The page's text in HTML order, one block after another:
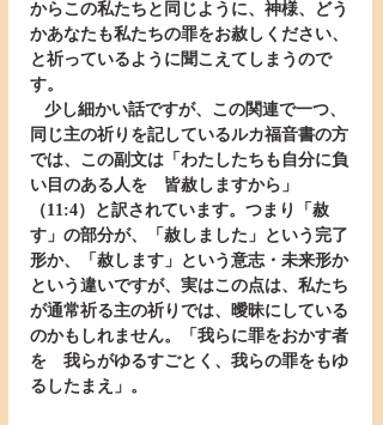
からこの私たちと同じように、神様、どう
かあなたも私たちの罪をお赦しください、
と祈っているように聞こえてしまうので
す。
同じ主の祈りを記しているルカ福音書の方
では、この副文は「わたしたちも自分に負
い目のある人を　皆赦しますから」
（11:4）と訳されています。つまり「赦
す」の部分が、「赦しました」という完了
形か、「赦します」という意志・未来形か
という違いですが、実はこの点は、私たち
が通常祈る主の祈りでは、曖昧にしている
のかもしれません。「我らに罪をおかす者
を　我らがゆるすごとく、我らの罪をもゆ
るしたまえ」。